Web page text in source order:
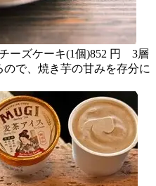
ーズケーキ(1個)852 円 3層
で、焼き芋の甘みを存分に